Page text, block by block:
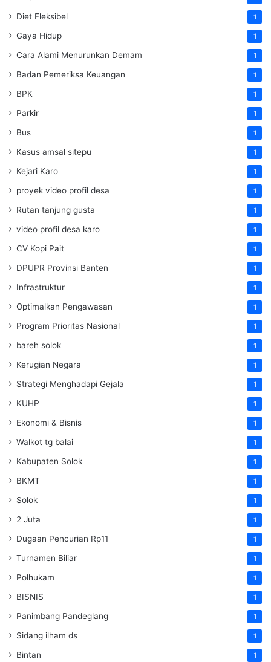
Diet Fleksibel 1
Gaya Hidup 1
Cara Alami Menurunkan Demam 1
Badan Pemeriksa Keuangan 1
BPK 1
Parkir 1
Bus 1
Kasus amsal sitepu 1
Kejari Karo 1
proyek video profil desa 1
Rutan tanjung gusta 1
video profil desa karo 1
CV Kopi Pait 1
DPUPR Provinsi Banten 1
Infrastruktur 1
Optimalkan Pengawasan 1
Program Prioritas Nasional 1
bareh solok 1
Kerugian Negara 1
Strategi Menghadapi Gejala 1
KUHP 1
Ekonomi & Bisnis 1
Walkot tg balai 1
Kabupaten Solok 1
BKMT 1
Solok 1
2 Juta 1
Dugaan Pencurian Rp11 1
Turnamen Biliar 1
Polhukam 1
BISNIS 1
Panimbang Pandeglang 1
Sidang ilham ds 1
Bintan 1